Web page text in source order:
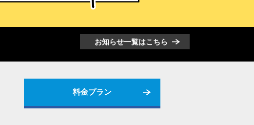
お知らせ一覧はこちら
料金プラン